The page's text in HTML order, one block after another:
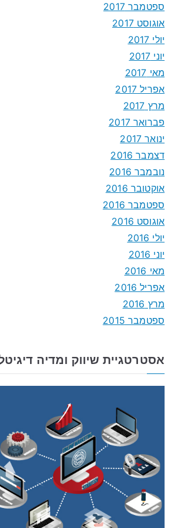
ספטמבר 2017
אוגוסט 2017
יולי 2017
יוני 2017
מאי 2017
אפריל 2017
מרץ 2017
פברואר 2017
ינואר 2017
דצמבר 2016
נובמבר 2016
אוקטובר 2016
ספטמבר 2016
אוגוסט 2016
יולי 2016
יוני 2016
מאי 2016
אפריל 2016
מרץ 2016
ספטמבר 2015
אסטרטגיית שיווק ומדיה